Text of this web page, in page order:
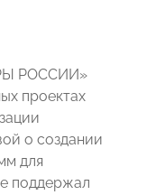
РОССИИ»
проектах
о создании
для
поддержал